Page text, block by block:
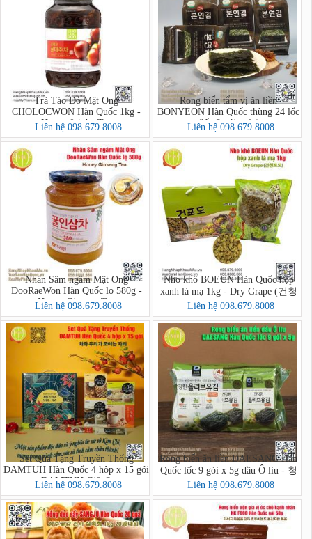
Trà Táo Đỏ Mật Ong
CHOLOCWON Hàn Quốc 1kg -
Honey Jujube Tea
Liên hệ 098.679.8008
Rong biển tẩm vị ăn liền
BONYEON Hàn Quốc thùng 24 lốc
(lốc 3 gói x 4g)
Liên hệ 098.679.8008
Nhân Sâm ngâm Mật Ong
DooRaeWon Hàn Quốc lọ 580g -
Honey Ginseng Tea
Liên hệ 098.679.8008
Nho khô BOEUN Hàn Quốc hộp
xanh lá mạ 1kg - Dry Grape (건청
포도)
Liên hệ 098.679.8008
Set Quà Tặng Truyền Thống
DAMTUH Hàn Quốc 4 hộp x 15 gói
- DAMTUH Gift Set
Liên hệ 098.679.8008
Rong biển ăn liền DAESANG Hàn
Quốc lốc 9 gói x 5g dầu Ô liu - 청
정원 올리브유 재래김
Liên hệ 098.679.8008